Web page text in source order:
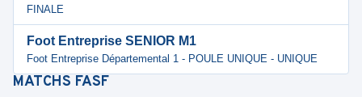
FINALE
Foot Entreprise SENIOR M1
Foot Entreprise Départemental 1 - POULE UNIQUE - UNIQUE
MATCHS FASF